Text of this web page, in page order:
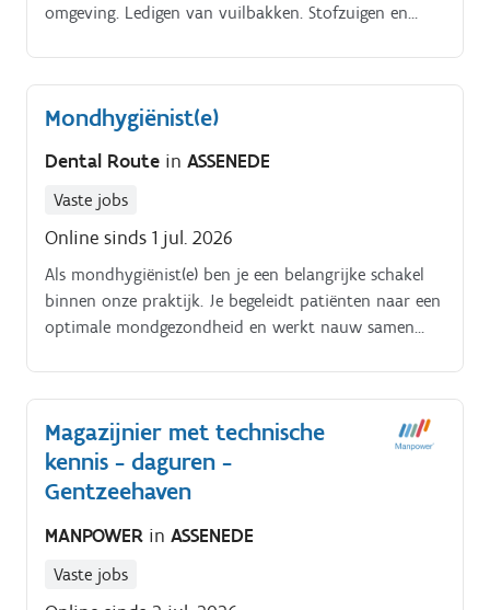
omgeving. Ledigen van vuilbakken. Stofzuigen en
Mondhygiënist(e)
Dental Route in ASSENEDE
Vaste jobs
Online sinds 1 jul. 2026
Als mondhygiënist(e) ben je een belangrijke schakel
binnen onze praktijk. Je begeleidt patiënten naar een
optimale mondgezondheid en werkt nauw samen
gebitsreinigingen Geven van mondhygiëne- en
poetsinstructies Opstellen en opvolgen van
preventieve behandelplannen Begeleiden en
motiveren van patiënten op een persoonlijke manier
mogelijke zorg te bieden.
Magazijnier met technische
kennis - daguren -
Gentzeehaven
MANPOWER in ASSENEDE
Vaste jobs